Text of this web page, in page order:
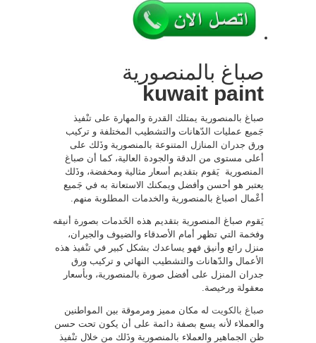
صباغ بالمنصورية
kuwait paint
صباغ بالمنصورية يمتلك القدرة والمهارة على تنْفيذ
جَميع عمليات الدّهانات والتشطيب المختلفة و تركيب
ورق جدران المنازل المتنوعة بالمنصورية وذَلك على
أعلى مستوى من الدقة والجودة العالية، كما أن صباغ
المنصورية يَقوم بتقديم أسعار مثالية ومخفضة، وذَلك
يعتبر هو أحسن وأفضل ويمكنك الاستعانة به في جَميع
أعْمال اصباغ بالمنصورية والخدمات المطلوبة منهم.
يَقوم صباغ المنصورية بتقديم هذه الخَدمات بصورة أنيقه
وفخمة التي تظهر أمام الأصدقاء والضيوف والجيران،
منزل رائع وأنيق فهو يساعدك بشكل كبير في تنْفيذ هذه
الأعمال والدّهانات والتشطيب النهائي و تركيب ورق
جدران المنزل على أفضل صورة بالمنصورية، وبأسعار
معقولة ورخيصة.
صباغ بالكويت له مكان مميز ومرموقة بين المواطنين
والعملاء لأنه يسع بصفة دائمة على أن يكون تحت حسن
ظن الجماهير والعملاء بالمنصورية وذَلك من خلال تنْفيذ